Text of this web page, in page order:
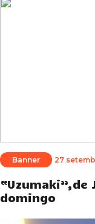
Banner 27
domingo